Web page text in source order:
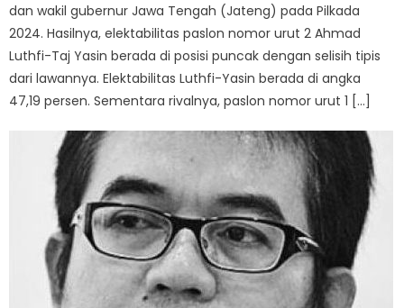
dan wakil gubernur Jawa Tengah (Jateng) pada Pilkada
2024. Hasilnya, elektabilitas paslon nomor urut 2 Ahmad
Luthfi-Taj Yasin berada di posisi puncak dengan selisih tipis
dari lawannya. Elektabilitas Luthfi-Yasin berada di angka
47,19 persen. Sementara rivalnya, paslon nomor urut 1 […]